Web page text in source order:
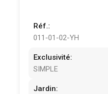
Réf.:
011-01-02-YH
Exclusivité:
SIMPLE
Jardin: